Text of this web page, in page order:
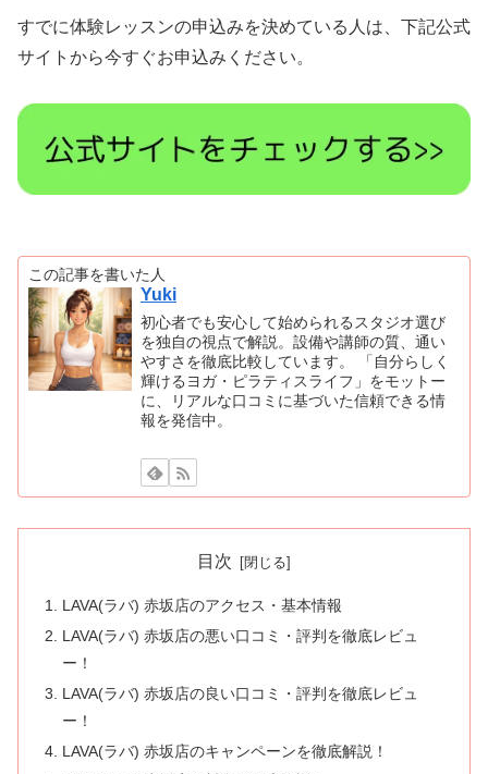
すでに体験レッスンの申込みを決めている人は、下記公式
サイトから今すぐお申込みください。
この記事を書いた人
Yuki
初心者でも安心して始められるスタジオ選び
を独自の視点で解説。設備や講師の質、通い
やすさを徹底比較しています。 「自分らしく
輝けるヨガ・ピラティスライフ」をモットー
に、リアルな口コミに基づいた信頼できる情
報を発信中。
目次
LAVA(ラバ) 赤坂店のアクセス・基本情報
LAVA(ラバ) 赤坂店の悪い口コミ・評判を徹底レビュ
ー！
LAVA(ラバ) 赤坂店の良い口コミ・評判を徹底レビュ
ー！
LAVA(ラバ) 赤坂店のキャンペーンを徹底解説！